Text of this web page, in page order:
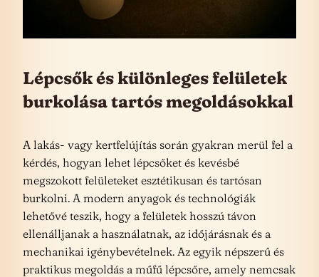
Lépcsők és különleges felületek
burkolása tartós megoldásokkal
A lakás- vagy kertfelújítás során gyakran merül fel a
kérdés, hogyan lehet lépcsőket és kevésbé
megszokott felületeket esztétikusan és tartósan
burkolni. A modern anyagok és technológiák
lehetővé teszik, hogy a felületek hosszú távon
ellenálljanak a használatnak, az időjárásnak és a
mechanikai igénybevételnek. Az egyik népszerű és
praktikus megoldás a műfű lépcsőre, amely nemcsak